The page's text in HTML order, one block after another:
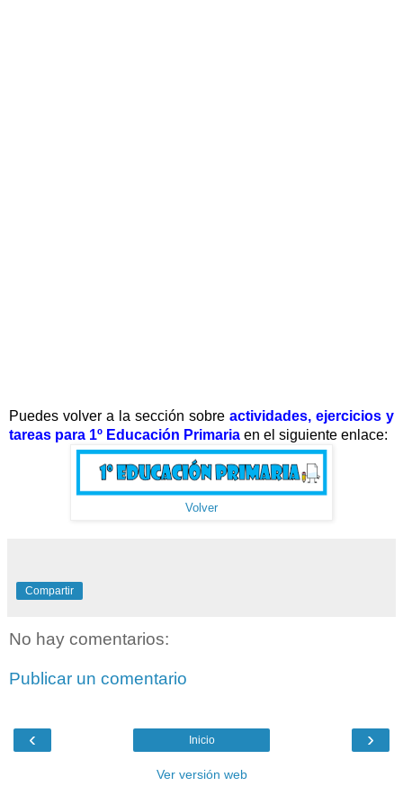
Puedes volver a la sección sobre actividades, ejercicios y
tareas para 1º Educación Primaria en el siguiente enlace:
Volver
Compartir
No hay comentarios:
Publicar un comentario
‹ ›
Inicio
Ver versión web